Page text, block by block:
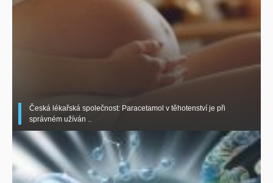
Česká lékařská společnost: Paracetamol v těhotenství je při
správném užíván ..